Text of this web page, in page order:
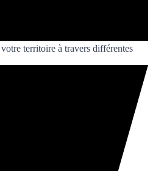
territoire à travers différentes